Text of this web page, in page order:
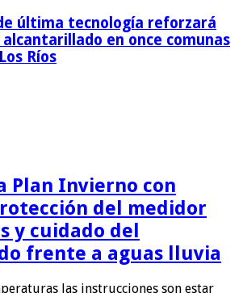
última tecnología reforzará
en once comunas
Ríos
Plan Invierno con
del medidor
y cuidado del
frente a aguas lluvia
las instrucciones son estar